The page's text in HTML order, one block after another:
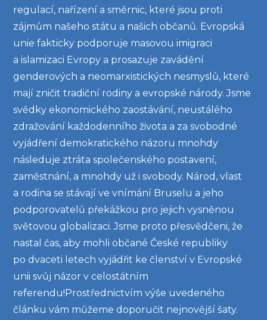
regulací, nařízení a směrnic, které jsou proti
zájmům našeho státu a našich občanů. Evropská
unie fakticky podporuje masovou imigraci
a islamizaci Evropy a prosazuje zavádění
genderových a neomarxistických nesmyslů, které
mají zničit tradiční rodiny a evropské národy. Jsme
svědky ekonomického zaostávání, neustálého
zdražování každodenního života a za svobodné
vyjádření demokratického názoru mnohdy
následuje ztráta společenského postavení,
zaměstnání, a mnohdy už i svobody. Národ, vlast
a rodina se stávají ve vnímání Bruselu a jeho
podporovatelů překážkou pro jejich vysněnou
světovou globalizaci. Jsme proto přesvědčeni, že
nastal čas, aby mohli občané České republiky
po dvaceti letech vyjádřit ke členství v Evropské
unii svůj názor v celostátním
referendu!Prostřednictvím výše uvedeného
článku vám můžeme doporučit nejnovější šaty.